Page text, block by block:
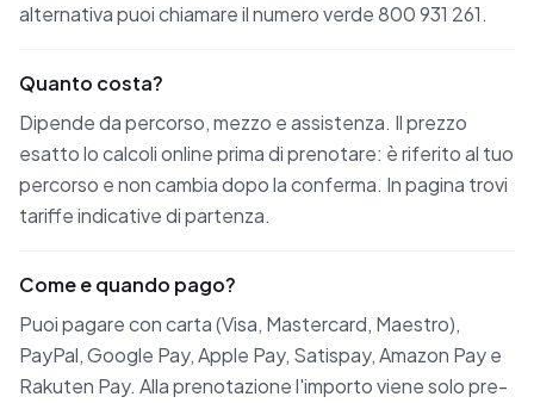
alternativa puoi chiamare il numero verde 800 931 261.
Quanto costa?
Dipende da percorso, mezzo e assistenza. Il prezzo
esatto lo calcoli online prima di prenotare: è riferito al tuo
percorso e non cambia dopo la conferma. In pagina trovi
tariffe indicative di partenza.
Come e quando pago?
Puoi pagare con carta (Visa, Mastercard, Maestro),
PayPal, Google Pay, Apple Pay, Satispay, Amazon Pay e
Rakuten Pay. Alla prenotazione l'importo viene solo pre-